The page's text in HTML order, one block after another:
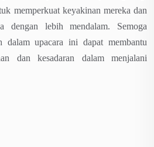
memperkuat keyakinan mereka dan
dengan lebih mendalam. Semoga
dalam upacara ini dapat membantu
dan kesadaran dalam menjalani